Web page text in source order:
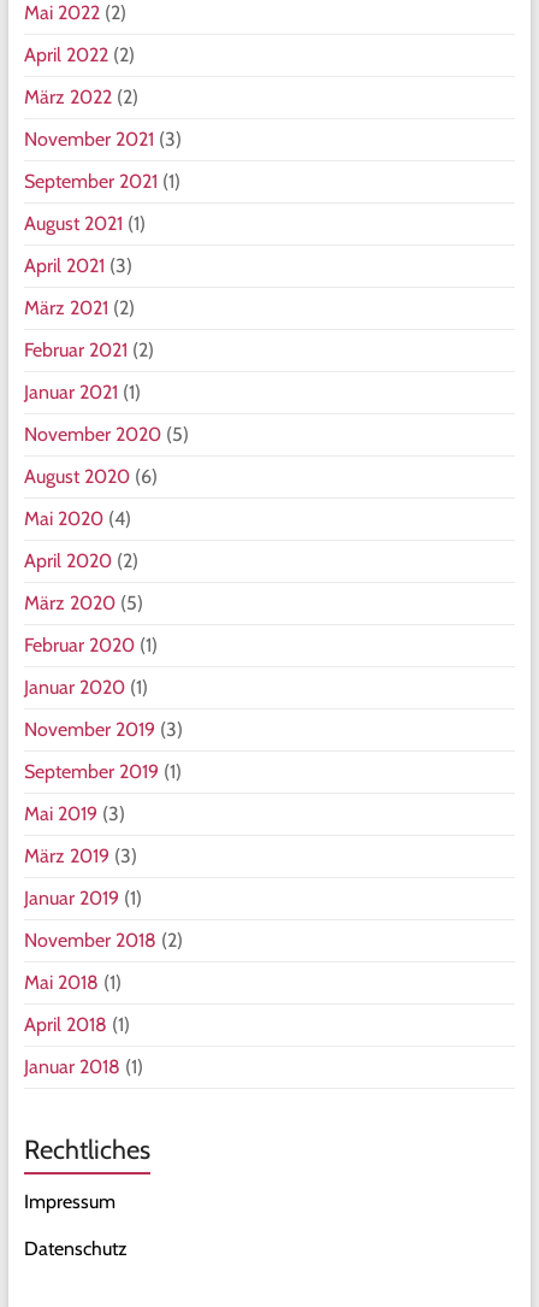
Mai 2022(2)
April 2022(2)
März 2022(2)
November 2021 (3)
September 2021 (1)
August 2021 (1)
April 2021 (3)
März 2021 (2)
Februar 2021 (2)
Januar 2021 (1)
November 2020(5)
August 2020(6)
Mai 2020(4)
April 2020(2)
März 2020(5)
Februar 2020(1)
Januar 2020(1)
November 2019 (3)
September 2019 (1)
Mai 2019 (3)
März 2019 (3)
Januar 2019 (1)
November 2018 (2)
Mai 2018 (1)
April 2018 (1)
Januar 2018 (1)
Rechtliches
Impressum
Datenschutz